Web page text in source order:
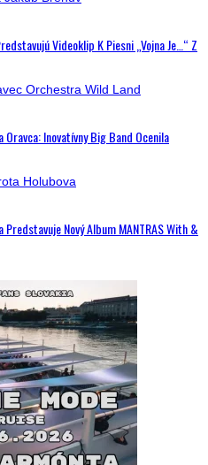
Videoklip K Piesni „Vojna Je…“ Z
Oravca: Inovatívny Big Band Ocenila
Nový Album MANTRAS With &